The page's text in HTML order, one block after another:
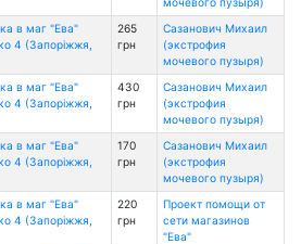
в маг "Ева"
4 (Запоріжжя,
265
грн
Сазанович Михаил
(экстрофия
мочевого пузыря)
в маг "Ева"
4 (Запоріжжя,
430
грн
Сазанович Михаил
(экстрофия
мочевого пузыря)
в маг "Ева"
4 (Запоріжжя,
170
грн
Сазанович Михаил
(экстрофия
мочевого пузыря)
в маг "Ева"
4 (Запоріжжя,
220
грн
Проект помощи от
сети магазинов
"Ева"